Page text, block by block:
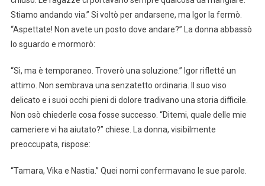
Stiamo andando via.” Si voltò per andarsene, ma Igor la fermò.
“Aspettate! Non avete un posto dove andare?” La donna abbassò
lo sguardo e mormorò:
“Sì, ma è temporaneo. Troverò una soluzione.” Igor rifletté un
attimo. Non sembrava una senzatetto ordinaria. Il suo viso
delicato e i suoi occhi pieni di dolore tradivano una storia difficile.
Non osò chiederle cosa fosse successo. “Ditemi, quale delle mie
cameriere vi ha aiutato?” chiese. La donna, visibilmente
preoccupata, rispose:
“Tamara, Vika e Nastia.” Quei nomi confermavano le sue parole.